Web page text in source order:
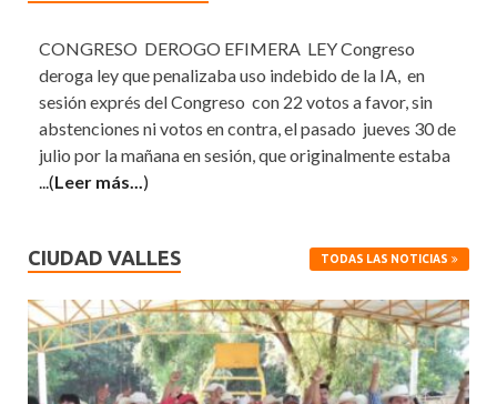
CONGRESO DEROGO EFIMERA LEY Congreso
deroga ley que penalizaba uso indebido de la IA, en
sesión exprés del Congreso con 22 votos a favor, sin
abstenciones ni votos en contra, el pasado jueves 30 de
julio por la mañana en sesión, que originalmente estaba
...(Leer más... )
CIUDAD VALLES TODAS LAS NOTICIAS